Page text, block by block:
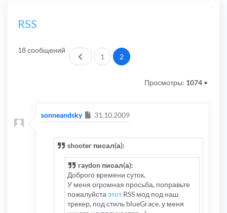
RSS
18 сообщений
Пред.1 2
Просмотры: 1074 •
sonneandsky Сообщение
31.10.2009
shooter писал(а):
raydon писал(а):
Доброго времени суток,
У меня огромная просьба, поправьте
пожалуйста этотRSS мод под наш
трекер, под стиль blueGrace. у меня